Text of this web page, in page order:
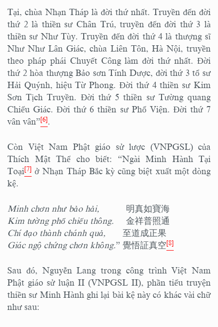
Tại, chùa Nhạn Tháp là đời thứ nhất. Truyền đến đời
thứ 2 là thiền sư Chân Trú, truyền đến đời thứ 3 là
thiền sư Như Tùy. Truyền đến đời thứ 4 là thượng sĩ
Như Như Lân Giác, chùa Liên Tôn, Hà Nội, truyền
theo pháp phái Chuyết Công làm đời thứ nhất. Đời
thứ 2 hòa thượng Bảo sơn Tính Dược, đời thứ 3 tổ sư
Hải Quýnh, hiệu Từ Phong. Đời thứ 4 thiền sư Kim
Sơn Tịch Truyền. Đời thứ 5 thiền sư Tường quang
Chiếu Giác. Đời thứ 6 thiền sư Phổ Viện. Đời thứ 7
vân vân”[6].
Còn Việt Nam Phật giáo sử lược (VNPGSL) của
Thích Mật Thể cho biết: “Ngài Minh Hành Tại
Toại[7] ở Nhạn Tháp Bắc kỳ cũng biệt xuất một dòng
kệ.
Minh chơn như bảo hải, 明真如寶海
Kim tường phổ chiếu thông. 金祥普照通
Chí đạo thành chánh quả, 至道成正果
Giác ngộ chứng chơn không.” 覺悟証真空[8]
Sau đó, Nguyễn Lang trong công trình Việt Nam
Phật giáo sử luận II (VNPGSL II), phần tiểu truyện
thiền sư Minh Hành ghi lại bài kệ này có khác vài chữ
như sau: